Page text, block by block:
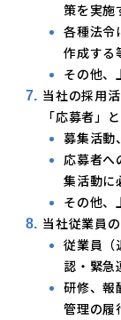
策を実施
各種法令
作成する
その他、
当社の採用
「応募者」
募集活動
応募者へ
集活動に
その他、
当社従業員
従業員（
認・緊急
研修、報
管理の履